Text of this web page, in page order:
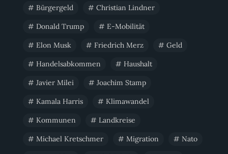
Bürgergeld Christian Lindner
Donald Trump E-Mobilität
Elon Musk Friedrich Merz Geld
Handelsabkommen Haushalt
Javier Milei Joachim Stamp
Kamala Harris Klimawandel
Kommunen Landkreise
Michael Kretschmer Migration Nato